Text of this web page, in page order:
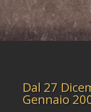
Dal 27
Gennaio